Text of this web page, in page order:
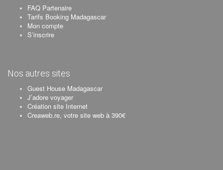
FAQ Partenaire
Tarifs Booking Madagascar
Mon compte
S’inscrire
Nos autres sites
Guest House Madagascar
J’adore voyager
Création site Internet
Creaweb.re, votre site web à 390€